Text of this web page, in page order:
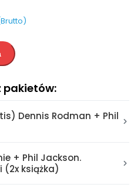
pakietów:
Dennis Rodman + Phil
+ Phil Jackson.
(2x książka)